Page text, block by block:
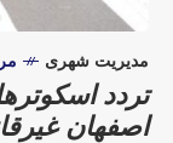
مدیریت شهری
تردد
اصفهان